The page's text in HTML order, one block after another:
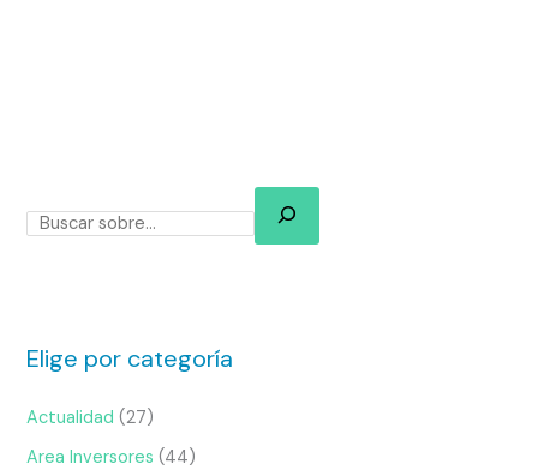
Elige por categoría
Actualidad (27)
Area Inversores (44)